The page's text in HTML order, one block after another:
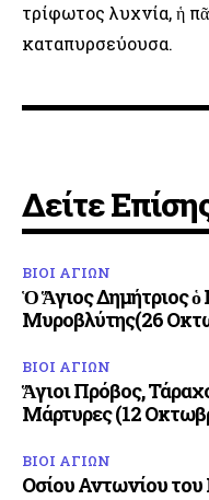
τρίφωτος λυχνία, ἡ
καταπυρσεύουσα.
Δείτε
ΒΙΟΙ ΑΓΙΩΝ
Ὁ Ἅγιος Δημήτριος
Μυροβλύτης(26
ΒΙΟΙ ΑΓΙΩΝ
Ἅγιοι Πρόβος,
Μάρτυρες (12
ΒΙΟΙ ΑΓΙΩΝ
Οσίου Αντωνίου